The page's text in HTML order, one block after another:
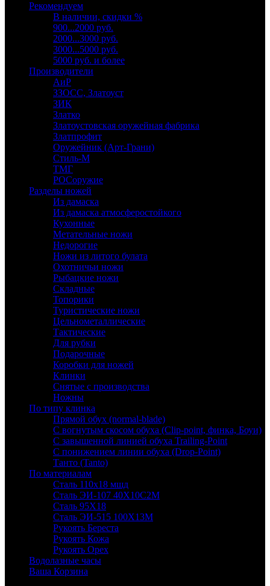
Рекомендуем
В наличии, скидки %
900...2000 руб.
2000...3000 руб.
3000...5000 руб.
5000 руб. и более
Производители
АиР
ЗЗОСС, Златоуст
ЗИК
Златко
Златоустовская оружейная фабрика
Златпрофит
Оружейник (Арт-Грани)
Стиль-М
ТМГ
РОСоружие
Разделы ножей
Из дамаска
Из дамаска атмосферостойкого
Кухонные
Метательные ножи
Недорогие
Ножи из литого булата
Охотничьи ножи
Рыбацкие ножи
Складные
Топорики
Туристические ножи
Цельнометаллические
Тактические
Для рубки
Подарочные
Коробки для ножей
Клинки
Снятые с производства
Ножны
По типу клинка
Прямой обух (normal-blade)
С вогнутым скосом обуха (Clip-point, финка, Боуи)
С завышенной линией обуха Trailing-Point
С понижением линии обуха (Drop-Point)
Танто (Tanto)
По материалам
Сталь 110х18 мшд
Сталь ЭИ-107 40Х10С2М
Сталь 95Х18
Сталь ЭИ-515 100Х13М
Рукоять Береста
Рукоять Кожа
Рукоять Орех
Водолазные часы
Ваша Корзина